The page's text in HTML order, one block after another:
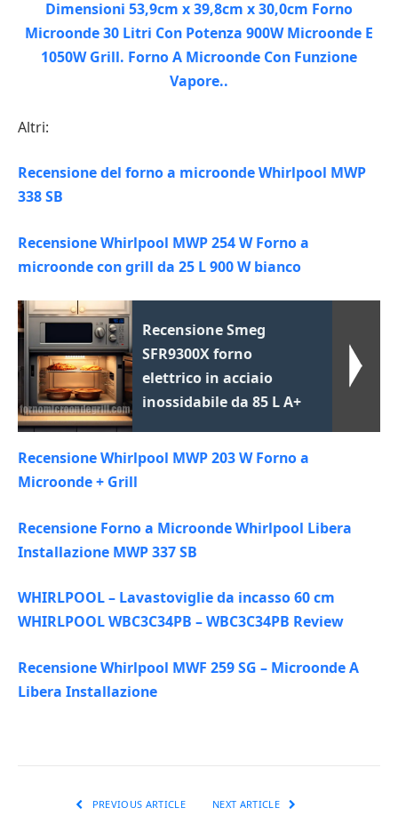
Altri:
Recensione del forno a microonde Whirlpool MWP
338 SB
Recensione Whirlpool MWP 254 W Forno a
microonde con grill da 25 L 900 W bianco
Recensione Smeg
SFR9300X forno
elettrico in acciaio
inossidabile da 85 L A+
Recensione Whirlpool MWP 203 W Forno a
Microonde + Grill
Recensione Forno a Microonde Whirlpool Libera
Installazione MWP 337 SB
WHIRLPOOL – Lavastoviglie da incasso 60 cm
WHIRLPOOL WBC3C34PB – WBC3C34PB Review
Recensione Whirlpool MWF 259 SG – Microonde A
Libera Installazione
PREVIOUS ARTICLE NEXT ARTICLE